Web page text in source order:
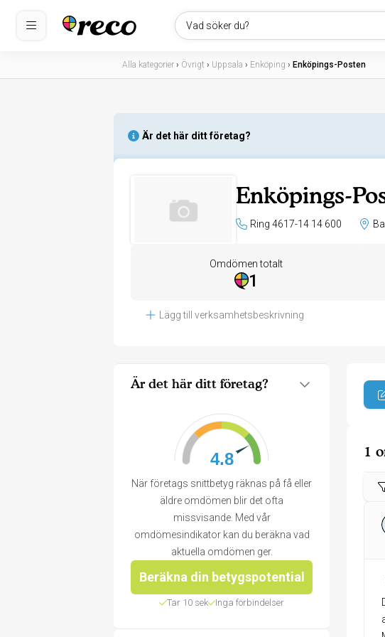
Vad söker du?
Alla kategorier › Övrigt › Uppsala › Enköping › Enköpings-Posten
Är det här ditt företag?
Enköpings-
Ring 4617-14 14 600
Omdömen totalt
1
Lägg till verksamhetsbeskrivning
Är det här ditt företag?
4.8
När företags snittbetyg räknas på få eller
äldre omdömen blir det ofta
missvisande. Med vår
omdömesindikator kan du beräkna vad
aktuella omdömen ger.
Beräkna din betygspotential
Tar 10 sek Inga förbindelser
1